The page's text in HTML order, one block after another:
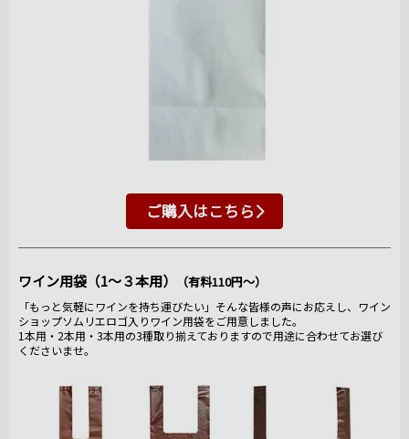
ご購入はこちら
ワイン用袋（1～３本用） （有料110円～）
「もっと気軽にワインを持ち運びたい」そんな皆様の声にお応えし、ワイン
ショップソムリエロゴ入りワイン用袋をご用意しました。
1本用・2本用・3本用の3種取り揃えておりますので用途に合わせてお選び
くださいませ。